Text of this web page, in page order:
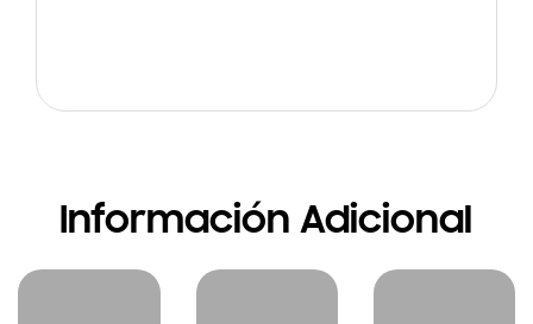
Información Adicional